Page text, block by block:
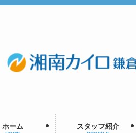
ホーム スタッフ紹介